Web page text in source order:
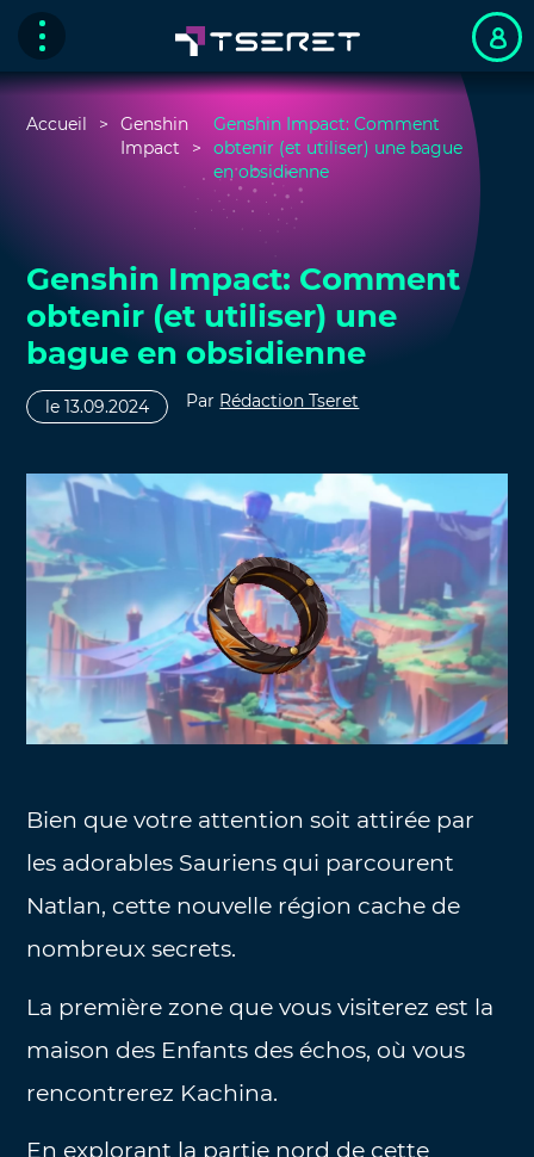
Accueil
Genshin
Impact
Genshin Impact: Comment
obtenir (et utiliser) une bague
en obsidienne
Genshin Impact: Comment
obtenir (et utiliser) une
bague en obsidienne
le 13.09.2024 Par Rédaction Tseret
Bien que votre attention soit attirée par
les adorables Sauriens qui parcourent
Natlan, cette nouvelle région cache de
nombreux secrets.
La première zone que vous visiterez est la
maison des Enfants des échos, où vous
rencontrerez Kachina.
En explorant la partie nord de cette